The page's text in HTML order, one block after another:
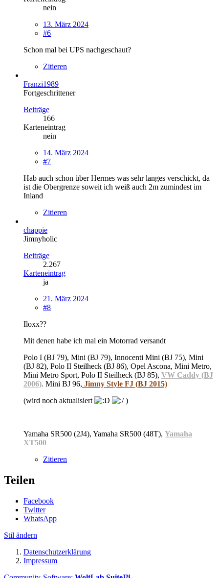
nein
13. März 2024
#6
Schon mal bei UPS nachgeschaut?
Zitieren
Franzi1989
Fortgeschrittener
Beiträge
166
Karteneintrag
nein
14. März 2024
#7
Hab auch schon über Hermes was sehr langes verschickt, da
ist die Obergrenze soweit ich weiß auch 2m zumindest im
Inland
Zitieren
chappie
Jimnyholic
Beiträge
2.267
Karteneintrag
ja
21. März 2024
#8
Iloxx??
Mit denen habe ich mal ein Motorrad versandt
Polo I (BJ 79), Mini (BJ 79), Innocenti Mini (BJ 75), Mini
(BJ 82), Polo II Steilheck (BJ 86), Opel Ascona, Mini Metro,
Mini Metro Sport, Polo II Steilheck (BJ 85), VW Caddy (BJ
2006), Mini BJ 96, Jimny Style FJ (BJ 2015)
(wird noch aktualisiert
)
Yamaha SR500 (2J4), Yamaha SR500 (48T), Yamaha
XT500
Zitieren
Teilen
Facebook
Twitter
WhatsApp
Stil ändern
Datenschutzerklärung
Impressum